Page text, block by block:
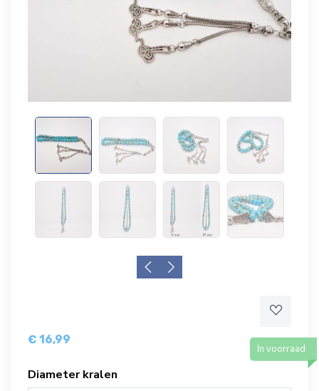
€ 16,99
In voorraad
Diameter kralen